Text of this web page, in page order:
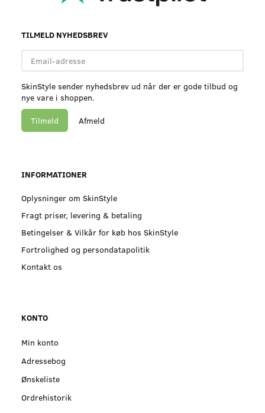
TILMELD NYHEDSBREV
Email-
adresse
SkinStyle sender nyhedsbrev ud når der er gode tilbud og
nye vare i shoppen.
Tilmeld Afmeld
INFORMATIONER
Oplysninger om SkinStyle
Fragt priser, levering & betaling
Betingelser & Vilkår for køb hos SkinStyle
Fortrolighed og persondatapolitik
Kontakt os
KONTO
Min konto
Adressebog
Ønskeliste
Ordrehistorik